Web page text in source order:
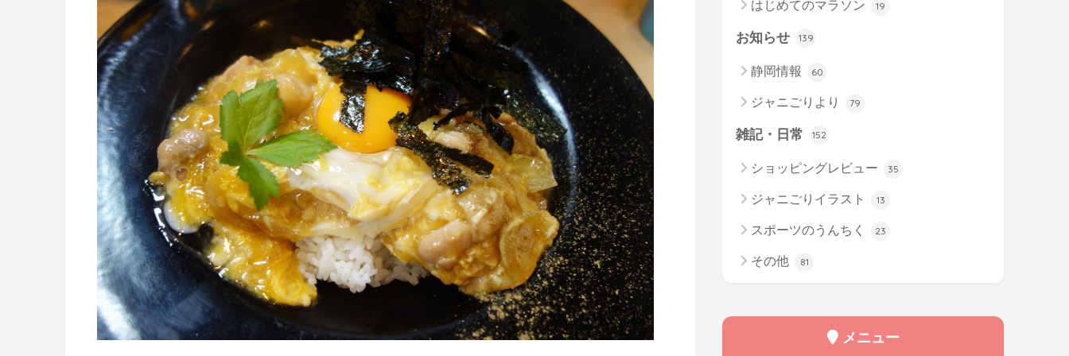
はじめてのマラソン 19
お知らせ 139
静岡情報 60
ジャニごりより 79
雑記・日常 152
ショッピングレビュー 35
ジャニごりイラスト 13
スポーツのうんちく 23
その他 81
メニュー